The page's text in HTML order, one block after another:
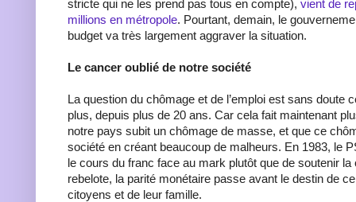
stricte qui ne les prend pas tous en compte), vient de
millions en métropole. Pourtant, demain, le
budget va très largement aggraver la situation.
Le cancer oublié de notre société
La question du chômage et de l’emploi est sans doute
plus, depuis plus de 20 ans. Car cela fait maintenant
notre pays subit un chômage de masse, et que ce
société en créant beaucoup de malheurs. En 1983, le
le cours du franc face au mark plutôt que de soutenir
rebelote, la parité monétaire passe avant le destin de
citoyens et de leur famille.